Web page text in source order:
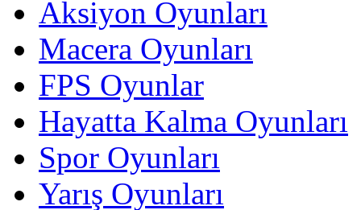
Aksiyon Oyunları
Macera Oyunları
FPS Oyunlar
Hayatta Kalma Oyunları
Spor Oyunları
Yarış Oyunları